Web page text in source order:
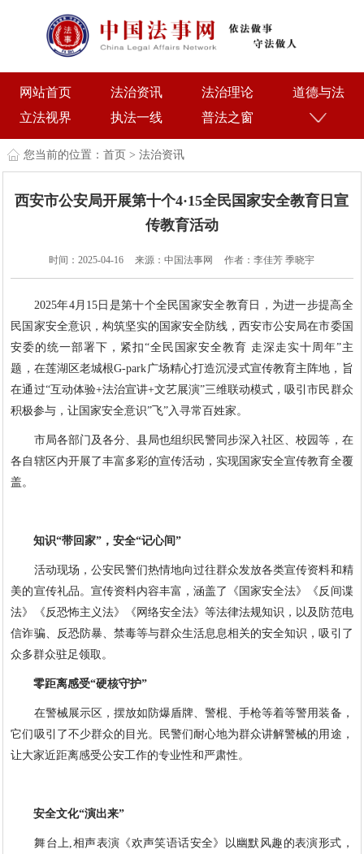
网站首页 法治资讯 法治理论
道德与法
立法视界
执法一线 普法之窗
您当前的位置： 首页 > 法治资讯
西安市公安局开展第十个4·15全民国家安全教育日宣
传教育活动
时间：2025-04-16 来源：中国法事网 作者：李佳芳 季晓宇
2025年4月15日是第十个全民国家安全教育日，为进一步提高全
民国家安全意识，构筑坚实的国家安全防线，西安市公安局在市委国
安委的统一部署下，紧扣“全民国家安全教育 走深走实十周年”主
题，在莲湖区老城根G-park广场精心打造沉浸式宣传教育主阵地，旨
在通过“互动体验+法治宣讲+文艺展演”三维联动模式，吸引市民群众
积极参与，让国家安全意识”飞”入寻常百姓家。
市局各部门及各分、县局也组织民警同步深入社区、校园等，在
各自辖区内开展了丰富多彩的宣传活动，实现国家安全宣传教育全覆
盖。
知识“带回家”，安全“记心间”
活动现场，公安民警们热情地向过往群众发放各类宣传资料和精
美的宣传礼品。宣传资料内容丰富，涵盖了《国家安全法》《反间谍
法》《反恐怖主义法》《网络安全法》等法律法规知识，以及防范电
信诈骗、反恐防暴、禁毒等与群众生活息息相关的安全知识，吸引了
众多群众驻足领取。
零距离感受“硬核守护”
在警械展示区，摆放如防爆盾牌、警棍、手枪等着等警用装备，
它们吸引了不少群众的目光。民警们耐心地为群众讲解警械的用途，
让大家近距离感受公安工作的专业性和严肃性。
安全文化“演出来”
舞台上,相声表演《欢声笑语话安全》以幽默风趣的表演形式，